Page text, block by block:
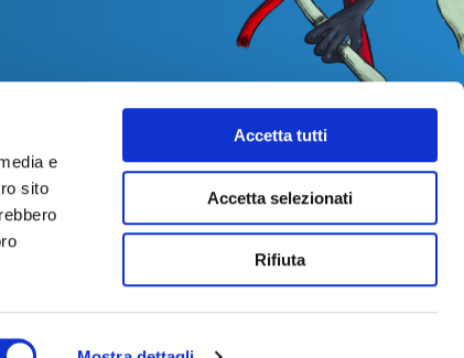
e
sito
Accetta tutti
Accetta selezionati
Rifiuta